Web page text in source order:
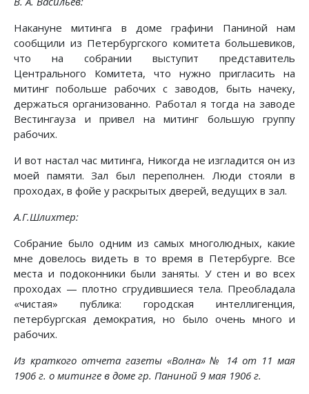
Накануне митинга в доме графини Паниной нам
сообщили из Петербургского комитета большевиков,
что на собрании выступит представитель
Центрального Комитета, что нужно пригласить на
митинг побольше рабочих с заводов, быть начеку,
держаться организованно. Работал я тогда на заводе
Вестингауза и привел на митинг большую группу
рабочих.
И вот настал час митинга, Никогда не изгладится он из
моей памяти. Зал был переполнен. Люди стояли в
проходах, в фойе у раскрытых дверей, ведущих в зал.
А.Г.Шлихтер:
Собрание было одним из самых многолюдных, какие
мне довелось видеть в то время в Петербурге. Все
места и подоконники были заняты. У стен и во всех
проходах — плотно сгрудившиеся тела. Преобладала
«чистая» публика: городская интеллигенция,
петербургская демократия, но было очень много и
рабочих.
Из краткого отчета газеты «Волна» № 14 от 11 мая
1906 г. о митинге в доме гр. Паниной 9 мая 1906 г.